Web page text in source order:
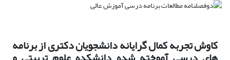
کاوش تجربه کمال گرایانه دانشجویان دکتری از برنامه